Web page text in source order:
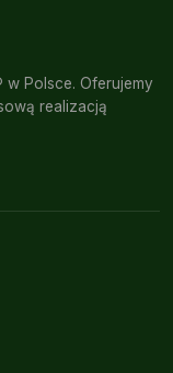
Polsce. Oferujemy
realizacją